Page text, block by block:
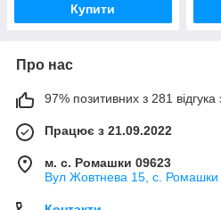
Купити
Про нас
97% позитивних з 281 відгука
Працює з 21.09.2022
м. с. Ромашки 09623
Вул Жовтнева 15, с. Ромашки